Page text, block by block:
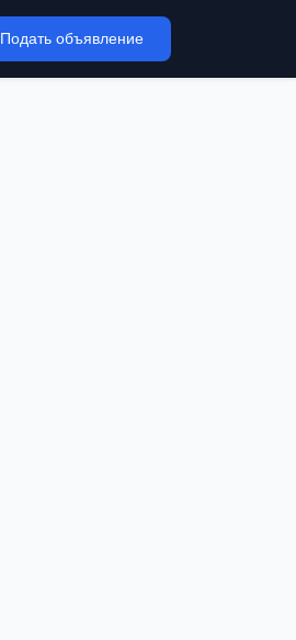
Подать объявление